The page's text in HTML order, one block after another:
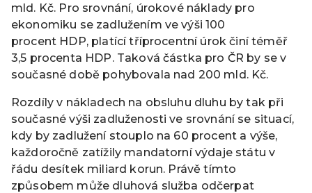
mld. Kč. Pro srovnání, úrokové náklady pro
ekonomiku se zadlužením ve výši 100
procent HDP, platící tříprocentní úrok činí téměř
3,5 procenta HDP. Taková částka pro ČR by se v
současné době pohybovala nad 200 mld. Kč.
Rozdíly v nákladech na obsluhu dluhu by tak při
současné výši zadluženosti ve srovnání se situací,
kdy by zadlužení stouplo na 60 procent a výše,
každoročně zatížily mandatorní výdaje státu v
řádu desítek miliard korun. Právě tímto
způsobem může dluhová služba odčerpat